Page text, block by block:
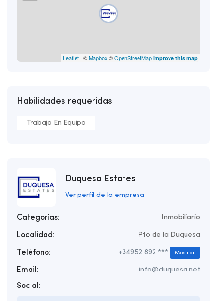
Leaflet | ©Mapbox ©OpenStreetMap Improve this map
Habilidades requeridas
Trabajo En Equipo
Duquesa Estates
Ver perfil de la empresa
Categorías: Inmobiliario
Localidad: Pto de la Duquesa
Teléfono: +34952 892 *** Mostrar
Email: info@duquesa.net
Social: